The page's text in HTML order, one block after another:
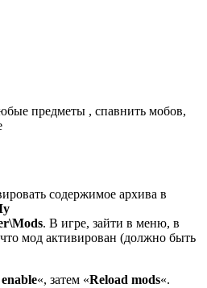
предметы , спавнить мобов,
содержимое архива в
. В игре, зайти в меню, в
мод активирован (должно быть
«, затем «Reload mods«.